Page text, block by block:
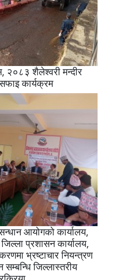
२०८३ शैलेश्वरी मन्दीर
कार्यक्रम
आयोगको कार्यालय,
प्रशासन कार्यालय,
भ्रष्टाचार नियन्त्रण
सम्बन्धि जिल्लास्तरीय